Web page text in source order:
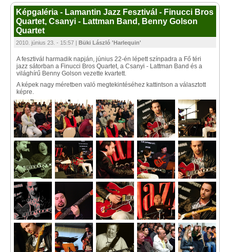
Képgaléria - Lamantin Jazz Fesztivál - Finucci Bros
Quartet, Csanyi - Lattman Band, Benny Golson
Quartet
2010. június 23. - 15:57 | Büki László 'Harlequin'
A fesztivál harmadik napján, június 22-én lépett színpadra a Fő téri
jazz sátorban a Finucci Bros Quartet, a Csanyi - Lattman Band és a
világhírű Benny Golson vezette kvartett.
A képek nagy méretben való megtekintéséhez kattintson a választott
képre.